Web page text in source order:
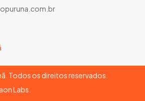
Todos os direitos reservados.
Labs